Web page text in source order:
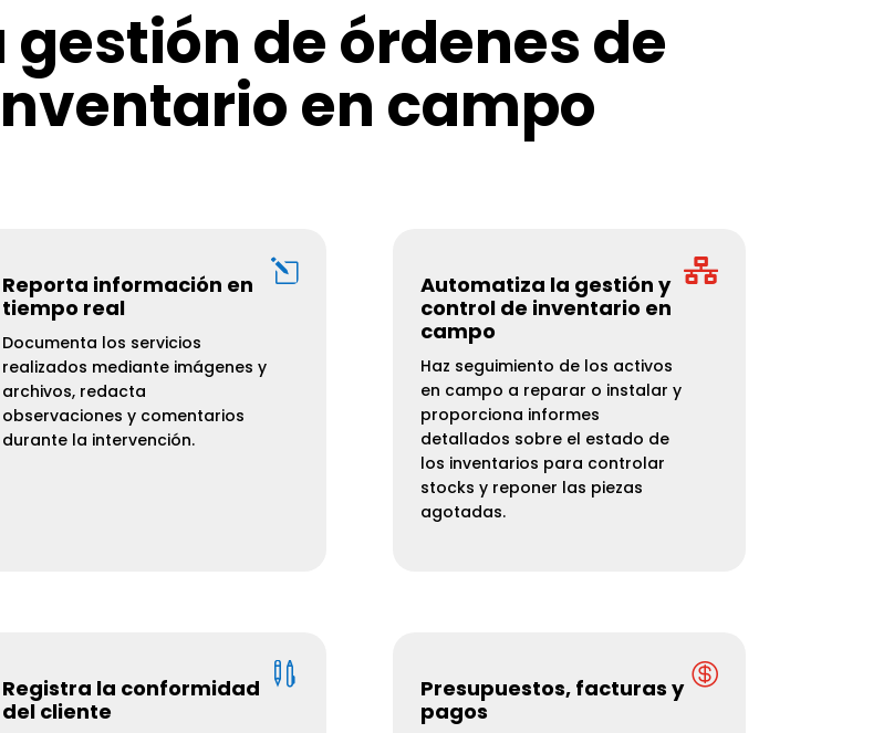
de órdenes de
en campo
l
Reporta información en
tiempo real
Documenta los servicios
realizados mediante imágenes y
archivos, redacta
observaciones y comentarios
durante la intervención.

Automatiza la gestión y
control de inventario en
campo
Haz seguimiento de los activos
en campo a reparar o instalar y
proporciona informes
detallados sobre el estado de
los inventarios para controlar
stocks y reponer las piezas
agotadas.

Registra la conformidad
del cliente

Presupuestos, facturas y
pagos